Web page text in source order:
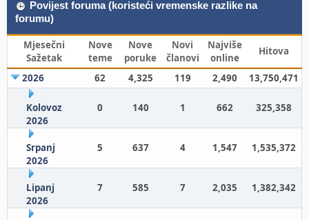
Povijest foruma (koristeći vremenske razlike na
forumu)
Mjesečni
Sažetak
Nove
teme
Nove
poruke
Novi
članovi
Najviše
online
Hitova
2026 62 4,325 119 2,490 13,750,471
Kolovoz
2026
0 140 1 662 325,358
Srpanj
2026
5 637 4 1,547 1,535,372
Lipanj
2026
7 585 7 2,035 1,382,342